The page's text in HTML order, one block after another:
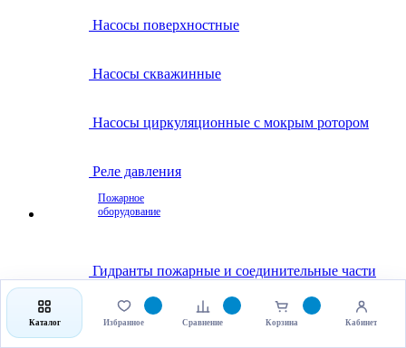
Насосы поверхностные
Насосы скважинные
Насосы циркуляционные с мокрым ротором
Реле давления
Пожарное
оборудование
Гидранты пожарные и соединительные части
Клапаны пожарные
Каталог Избранное Сравнение Корзина Кабинет